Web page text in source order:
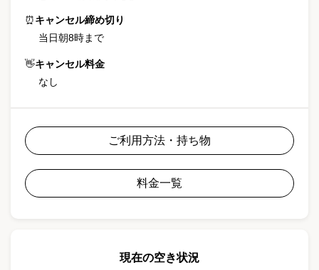
⏰キャンセル締め切り
当日朝8時まで
👋キャンセル料金
なし
ご利用方法・持ち物
料金一覧
現在の空き状況